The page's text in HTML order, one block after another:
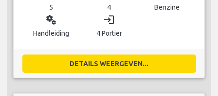
5 4 Benzine
miscellaneous_services
Handleiding
login
4 Portier
DETAILS WEERGEVEN...